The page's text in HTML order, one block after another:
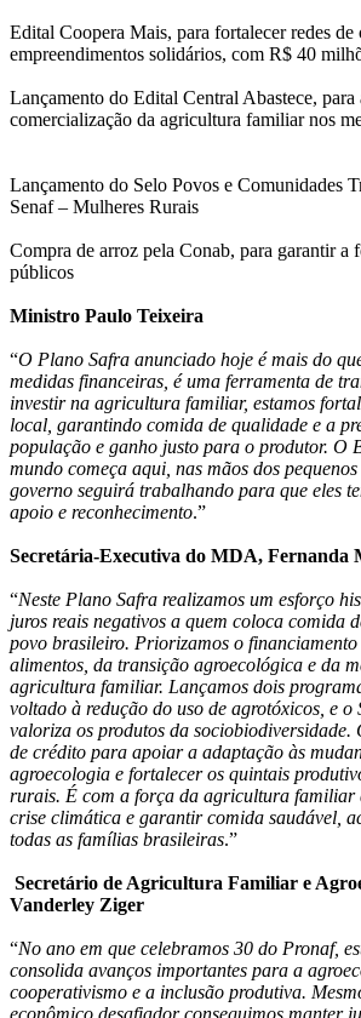
Edital Coopera Mais, para fortalecer redes de
empreendimentos solidários, com R$ 40
Lançamento do Edital Central Abastece, para
comercialização da agricultura familiar nos
Lançamento do Selo Povos e Comunidades
Senaf – Mulheres Rurais
Compra de arroz pela Conab, para garantir a
públicos
Ministro Paulo Teixeira
“O Plano Safra anunciado hoje é mais do
medidas financeiras, é uma ferramenta de
investir na agricultura familiar, estamos
local, garantindo comida de qualidade e a
população e ganho justo para o produtor. O
mundo começa aqui, nas mãos dos
governo seguirá trabalhando para que eles
apoio e reconhecimento.”
Secretária-Executiva do MDA, Fernanda
“Neste Plano Safra realizamos um esforço
juros reais negativos a quem coloca comida
povo brasileiro. Priorizamos o
alimentos, da transição agroecológica e da
agricultura familiar. Lançamos dois
voltado à redução do uso de agrotóxicos, e
valoriza os produtos da
de crédito para apoiar a adaptação às
agroecologia e fortalecer os quintais
rurais. É com a força da agricultura familiar
crise climática e garantir comida saudável,
todas as famílias brasileiras.”
Secretário de Agricultura Familiar e
Vanderley Ziger
“No ano em que celebramos 30 do Pronaf,
consolida avanços importantes para a
cooperativismo e a inclusão produtiva.
econômico desafiador conseguimos manter